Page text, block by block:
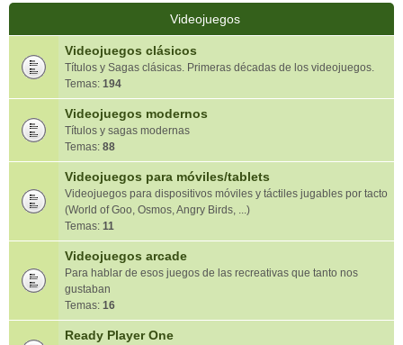
Videojuegos
Videojuegos clásicos
Títulos y Sagas clásicas. Primeras décadas de los videojuegos.
Temas: 194
Videojuegos modernos
Títulos y sagas modernas
Temas: 88
Videojuegos para móviles/tablets
Videojuegos para dispositivos móviles y táctiles jugables por tacto
(World of Goo, Osmos, Angry Birds, ...)
Temas: 11
Videojuegos arcade
Para hablar de esos juegos de las recreativas que tanto nos
gustaban
Temas: 16
Ready Player One